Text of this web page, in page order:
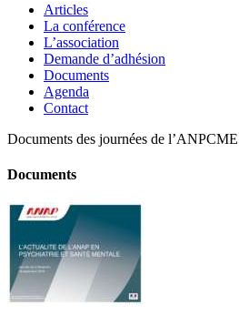
Articles
La conférence
L’association
Demande d’adhésion
Documents
Agenda
Contact
Documents des journées de
Documents